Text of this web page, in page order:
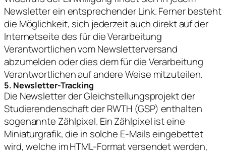
Newsletter ein entsprechender Link. Ferner besteht
die Möglichkeit, sich jederzeit auch direkt auf der
Internetseite des für die Verarbeitung
Verantwortlichen vom Newsletterversand
abzumelden oder dies dem für die Verarbeitung
Verantwortlichen auf andere Weise mitzuteilen.
5. Newsletter-Tracking
Die Newsletter der Gleichstellungsprojekt der
Studierendenschaft der RWTH (GSP) enthalten
sogenannte Zählpixel. Ein Zählpixel ist eine
Miniaturgrafik, die in solche E-Mails eingebettet
wird, welche im HTML-Format versendet werden,